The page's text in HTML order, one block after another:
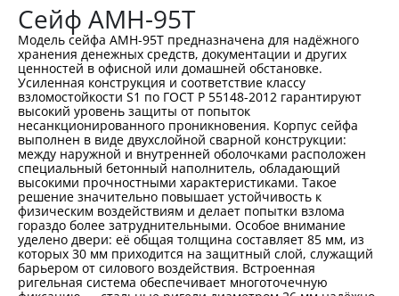
Сейф AMH-95T
Модель сейфа AMH-95T предназначена для надёжного
хранения денежных средств, документации и других
ценностей в офисной или домашней обстановке.
Усиленная конструкция и соответствие классу
взломостойкости S1 по ГОСТ Р 55148-2012 гарантируют
высокий уровень защиты от попыток
несанкционированного проникновения. Корпус сейфа
выполнен в виде двухслойной сварной конструкции:
между наружной и внутренней оболочками расположен
специальный бетонный наполнитель, обладающий
высокими прочностными характеристиками. Такое
решение значительно повышает устойчивость к
физическим воздействиям и делает попытки взлома
гораздо более затруднительными. Особое внимание
уделено двери: её общая толщина составляет 85 мм, из
которых 30 мм приходится на защитный слой, служащий
барьером от силового воздействия. Встроенная
ригельная система обеспечивает многоточечную